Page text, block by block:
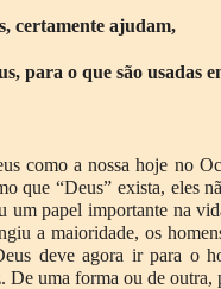
certamente ajudam,
para o que são usadas
como a nossa hoje no
que “Deus” exista, eles
um papel importante na
a maioridade, os
deve agora ir para o
De uma forma ou de